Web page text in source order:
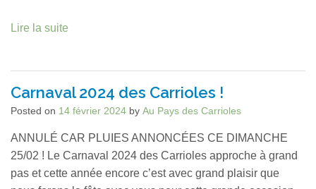
Lire la suite
Carnaval 2024 des Carrioles !
Posted on 14 février 2024 by Au Pays des Carrioles
ANNULÉ CAR PLUIES ANNONCÉES CE DIMANCHE
25/02 ! Le Carnaval 2024 des Carrioles approche à grand
pas et cette année encore c’est avec grand plaisir que